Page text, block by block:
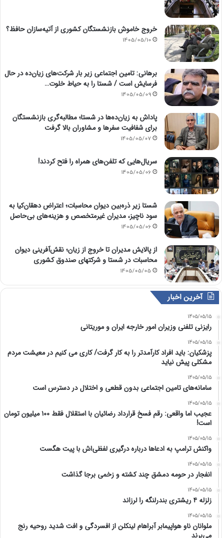
خروج خاموش بازنشستگان کشوری از آتیه‌سازان حافظ؟
1405/05/10
برهانی: تامین اجتماعی زیر بار شرکت‌های زیان‌ده در حال
فرسایش است / شستا را به حیاط خلوت…
1405/05/09
پاداش به زیان‌ده‌ها در شستا؛ مطالبه‌گری بازنشستگان
برای شفافیت سفرها و مشاوران بالا گرفت
1405/05/07
سریال‌هایی که تلفن‌های همراه را فتح کردند!
1405/05/06
شستا زیر ذره‌بین دیوان محاسبات؛ اعتراض دهقان‌کیا به
سود ناچیز، مدیران غیرمتخصص و هزینه‌های بی‌حاصل
1405/05/06
از پالایش مدیران تا خروج از زیان؛ نقش‌آفرینی دیوان
محاسبات در شستا و شرکتهای صندوق کشوری
1405/05/05
آخرین اخبار
1405/05/15
رایزنی تلفنی وزیران امور خارجه ایران و موریتانی
1405/05/15
پزشکیان: باید افراد کارآمدتر را به کار گرفت/ کاری می کنیم در معیشت مردم
مشکلی پیش نیاید
1405/05/15
سامانه‌های تامین اجتماعی بدون قطعی و اختلال در دسترس است
1405/05/15
عجیب اما واقعی: رقم فسخ قرارداد رضائیان با استقلال فقط ۱۰۰ میلیون تومان
است!
1405/05/15
واکنش ترامپ به ادعاها درباره درگیری لفظی‌اش با پیت هگست
1405/05/15
انفجار در حومه دمشق چند کشته و زخمی برجا گذاشت
1405/05/15
زلزله ۴ ریشتری بندرلنگه را لرزاند
1405/05/15
ملوانان ناو هواپیمابر آبراهام لینکلن از افسردگی و افت شدید روحیه رنج
می‌برند